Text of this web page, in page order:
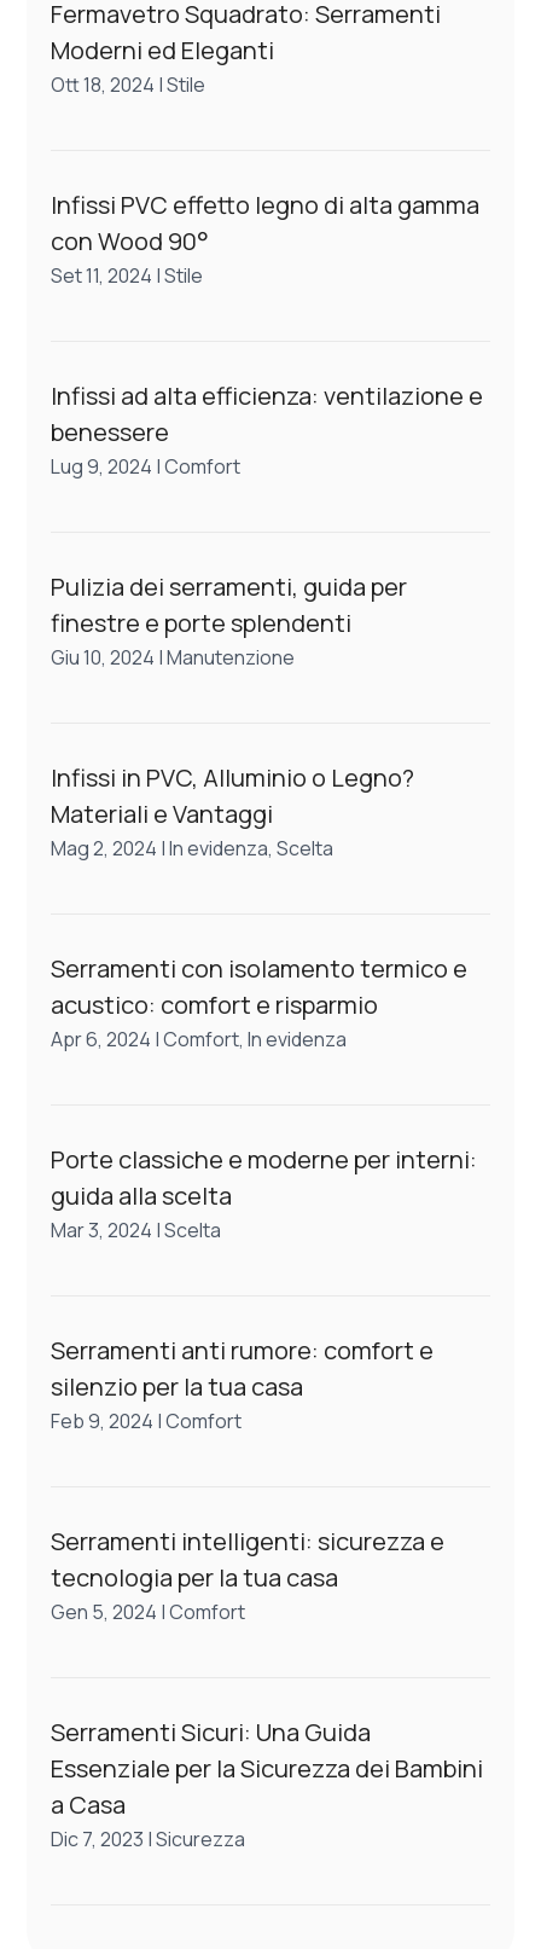
Fermavetro Squadrato: Serramenti
Moderni ed Eleganti
Ott 18, 2024 |Stile
Infissi PVC effetto legno di alta gamma
con Wood 90°
Set 11, 2024 |Stile
Infissi ad alta efficienza: ventilazione e
benessere
Lug 9, 2024 |Comfort
Pulizia dei serramenti, guida per
finestre e porte splendenti
Giu 10, 2024 |Manutenzione
Infissi in PVC, Alluminio o Legno?
Materiali e Vantaggi
Mag 2, 2024 |In evidenza,Scelta
Serramenti con isolamento termico e
acustico: comfort e risparmio
Apr 6, 2024 |Comfort,In evidenza
Porte classiche e moderne per interni:
guida alla scelta
Mar 3, 2024 |Scelta
Serramenti anti rumore: comfort e
silenzio per la tua casa
Feb 9, 2024 |Comfort
Serramenti intelligenti: sicurezza e
tecnologia per la tua casa
Gen 5, 2024 |Comfort
Serramenti Sicuri: Una Guida
Essenziale per la Sicurezza dei Bambini
a Casa
Dic 7, 2023 |Sicurezza